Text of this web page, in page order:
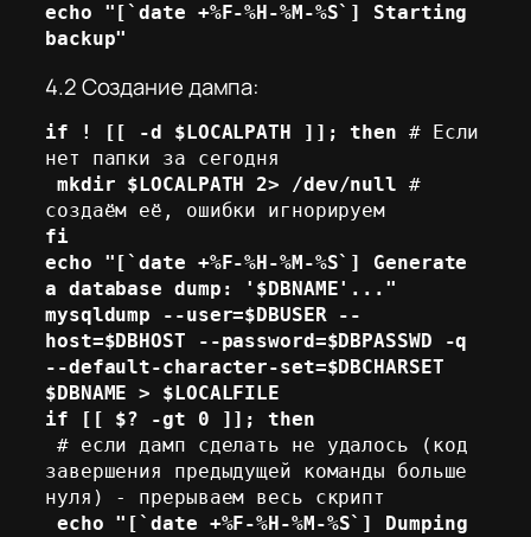
echo "[`date +%F-%H-%M-%S`] Starting
backup"
4.2 Создание дампа:
if ! [[ -d $LOCALPATH ]]; then # Если
нет папки за сегодня
mkdir $LOCALPATH 2> /dev/null #
fi
echo "[`date +%F-%H-%M-%S`] Generate
a database dump: '$DBNAME'..."
mysqldump --user=$DBUSER --
host=$DBHOST --password=$DBPASSWD -q
--default-character-set=$DBCHARSET
$DBNAME > $LOCALFILE
if [[ $? -gt 0 ]]; then
завершения предыдущей команды больше
нуля) - прерываем весь скрипт
echo "[`date +%F-%H-%M-%S`] Dumping